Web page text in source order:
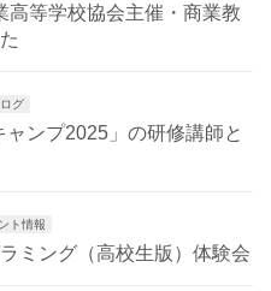
高等学校協会主催・商業教
グ
ンプ2025」の研修講師と
ト情報
ミング（高校生版）体験会